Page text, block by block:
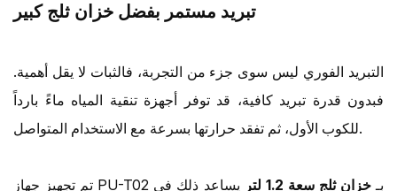
تبريد مستمر بفضل خزان ثلج كبير
التبريد الفوري ليس سوى جزء من التجربة، فالثبات لا يقل أهمية.
فبدون قدرة تبريد كافية، قد توفر أجهزة تنقية المياه ماءً بارداً
للكوب الأول، ثم تفقد حرارتها بسرعة مع الاستخدام المتواصل.
تم تجهيز جهاز PU-T02 بـخزان ثلج سعة 1.2 لتر يساعد ذلك في